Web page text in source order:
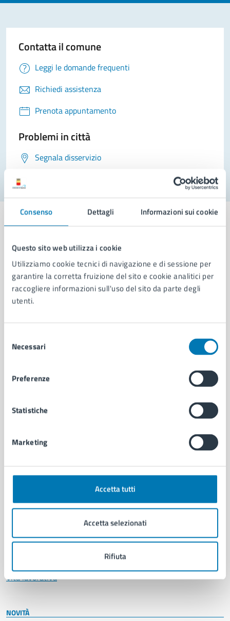
Consenso Dettagli Informazioni sui cookie
Questo sito web utilizza i cookie
Utilizziamo cookie tecnici di navigazione e di sessione per
garantire la corretta fruizione del sito e cookie analitici per
raccogliere informazioni sull'uso del sito da parte degli
utenti.
delNecessari
Preferenze
Statistiche
Marketing
Accetta tutti
Accetta selezionati
Rifiuta
Contatta il comune
Leggi le domande frequenti
Richiedi assistenza
Prenota appuntamento
Problemi in città
Segnala disservizio
Comune di Napoli
AMMINISTRAZIONE
Aree amministrative
Uffici
Personale amministrativo
CATEGORIE DI SERVIZIO
Autorizzazioni
Documenti e certificati
Giustizia e sicurezza pubblica
Imprese e commercio
Salute, benessere e assistenza
Vita lavorativa
NOVITÀ